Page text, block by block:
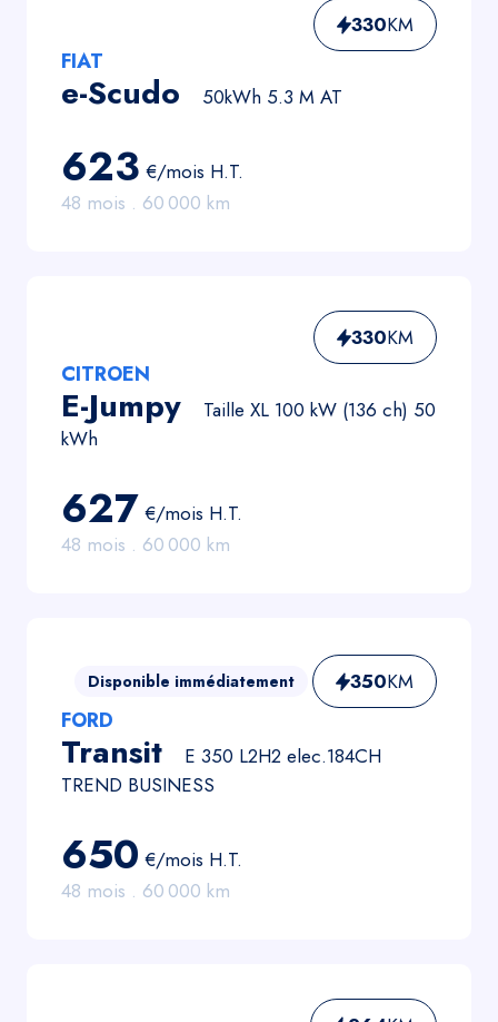
330KM
FIAT
e-Scudo 50kWh 5.3 M AT
623 €/mois H.T.
48 mois . 60 000 km
330KM
CITROEN
E-Jumpy
Taille XL 100 kW (136 ch) 50
kWh
627 €/mois H.T.
48 mois . 60 000 km
Disponible immédiatement 350KM
FORD
Transit
E 350 L2H2 elec.184CH
TREND BUSINESS
650 €/mois H.T.
48 mois . 60 000 km